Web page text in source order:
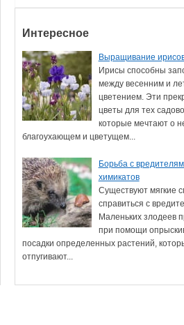
Интересное
Выращивание
Ирисы способны
между весенним и
цветением. Эти
цветы для тех
которые мечтают о
благоухающем и цветущем...
Борьба с
химикатов
Существуют мягкие
справиться с
Маленьких злодеев
при помощи
посадки определенных растений,
отпугивают...